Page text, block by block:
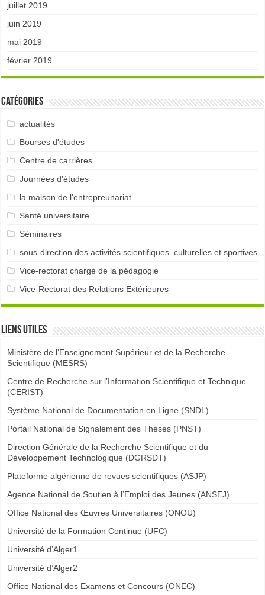
juillet 2019
juin 2019
mai 2019
février 2019
Catégories
actualités
Bourses d'études
Centre de carrières
Journées d'études
la maison de l'entrepreunariat
Santé universitaire
Séminaires
sous-direction des activités scientifiques. culturelles et sportives
Vice-rectorat chargé de la pédagogie
Vice-Rectorat des Relations Extérieures
Liens utiles
Ministère de l’Enseignement Supérieur et de la Recherche
Scientifique (MESRS)
Centre de Recherche sur l’Information Scientifique et Technique
(CERIST)
Système National de Documentation en Ligne (SNDL)
Portail National de Signalement des Thèses (PNST)
Direction Générale de la Recherche Scientifique et du
Développement Technologique (DGRSDT)
Plateforme algérienne de revues scientifiques (ASJP)
Agence National de Soutien à l’Emploi des Jeunes (ANSEJ)
Office National des Œuvres Universitaires (ONOU)
Université de la Formation Continue (UFC)
Université d’Alger1
Université d’Alger2
Office National des Examens et Concours (ONEC)